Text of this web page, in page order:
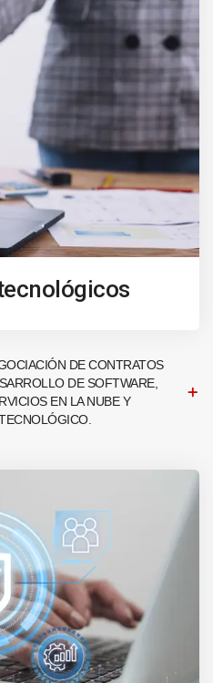
DE CONTRATOS
DE SOFTWARE,
EN LA NUBE Y